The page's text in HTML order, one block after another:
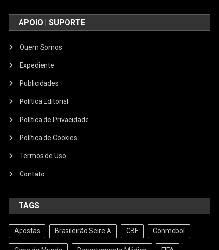
APOIO | SUPORTE
Quem Somos
Expediente
Publicidades
Política Editorial
Política de Privacidade
Política de Cookies
Termos de Uso
Contato
TAGS
Apostas Brasileirão Seire A CBF Conmebol